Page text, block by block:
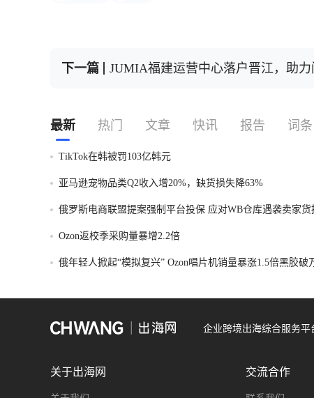
下一篇 JUMIA福建运营中心落户晋江，助
最新 热门 文章 快讯 报告 词条
TikTok在韩被罚103亿韩元
亚马逊宠物品类Q2收入增20%，缺货损失降63%
俄罗斯电商联盟提案强制平台投保 应对WB仓库遇袭卖家货
Ozon返校季采购量暴增2.2倍
俄年轻人掀起“模拟复兴” Ozon唱片机销量暴涨1.5倍黑胶破
企业跨境出海综合服务平
关于出海网 交流合作